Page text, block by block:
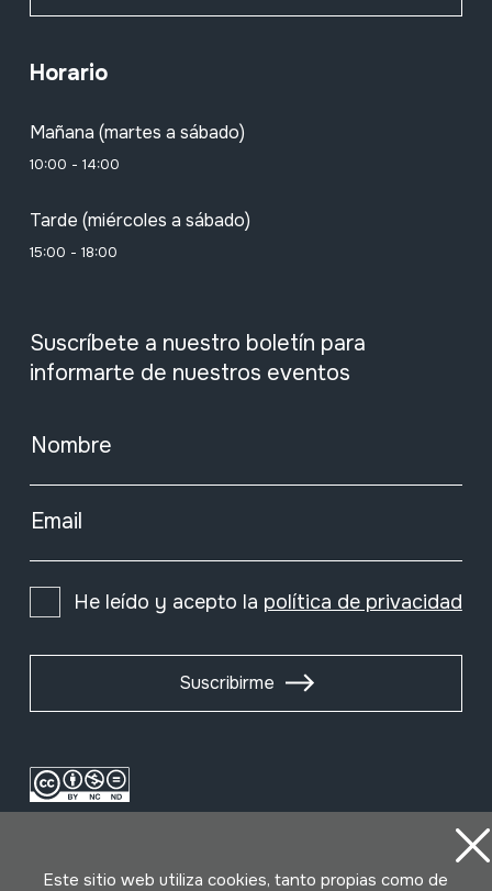
Horario
Mañana (martes a sábado)
10:00 - 14:00
Tarde (miércoles a sábado)
15:00 - 18:00
Suscríbete a nuestro boletín para
informarte de nuestros eventos
Nombre
Email
He leído y acepto la política de privacidad
Suscribirme
Este sitio web utiliza cookies, tanto propias como de